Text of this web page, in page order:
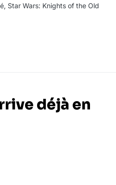
Star Wars: Knights of the Old
déjà en